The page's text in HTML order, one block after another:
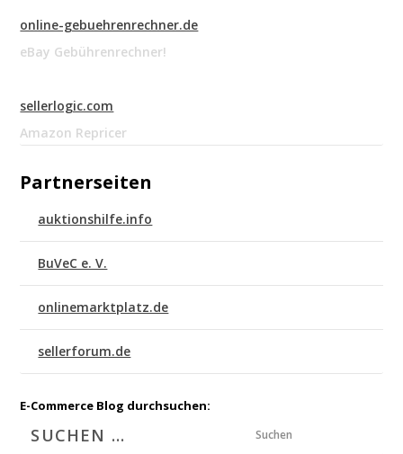
online-gebuehrenrechner.de
eBay Gebührenrechner!
sellerlogic.com
Amazon Repricer
Partnerseiten
auktionshilfe.info
BuVeC e. V.
onlinemarktplatz.de
sellerforum.de
E-Commerce Blog durchsuchen:
Suchen